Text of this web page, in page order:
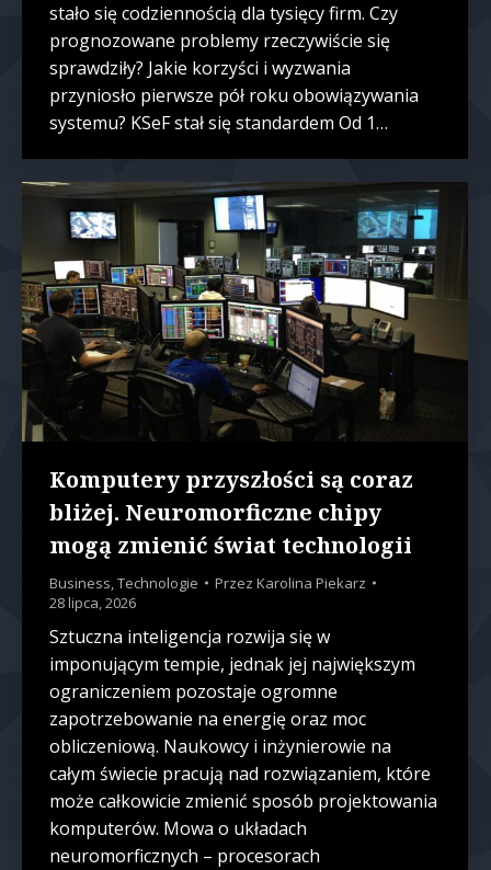
stało się codziennością dla tysięcy firm. Czy
prognozowane problemy rzeczywiście się
sprawdziły? Jakie korzyści i wyzwania
przyniosło pierwsze pół roku obowiązywania
systemu? KSeF stał się standardem Od 1…
Komputery przyszłości są coraz
bliżej. Neuromorficzne chipy
mogą zmienić świat technologii
Business,Technologie Przez Karolina Piekarz
28 lipca, 2026
Sztuczna inteligencja rozwija się w
imponującym tempie, jednak jej największym
ograniczeniem pozostaje ogromne
zapotrzebowanie na energię oraz moc
obliczeniową. Naukowcy i inżynierowie na
całym świecie pracują nad rozwiązaniem, które
może całkowicie zmienić sposób projektowania
komputerów. Mowa o układach
neuromorficznych – procesorach